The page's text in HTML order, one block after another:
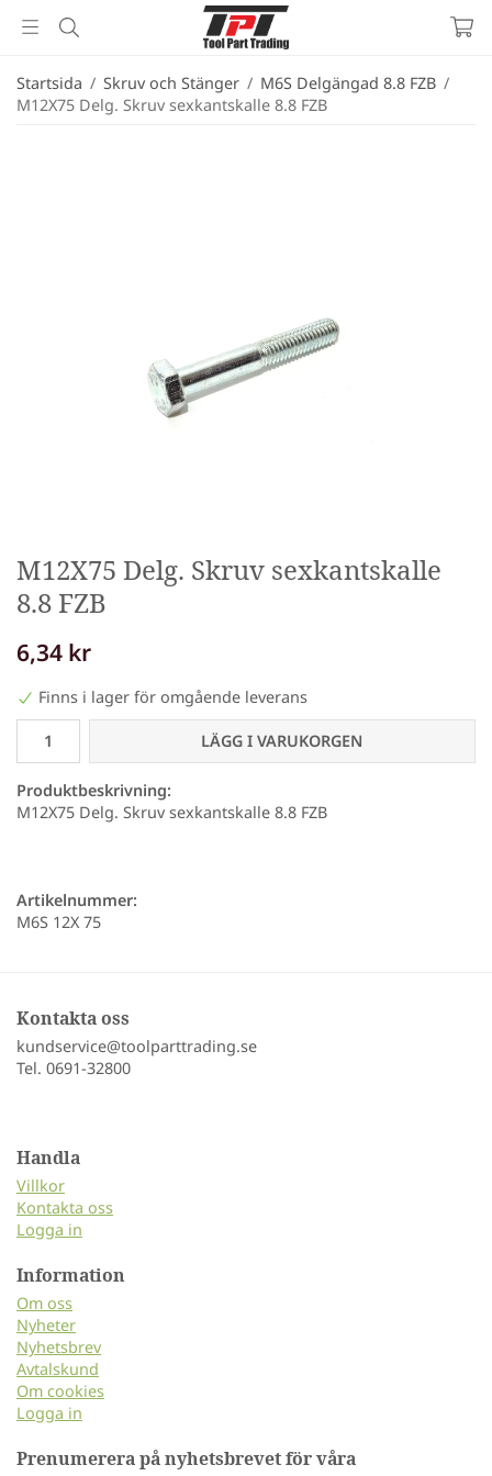
Startsida / Skruv och Stänger / M6S Delgängad 8.8 FZB /
M12X75 Delg. Skruv sexkantskalle 8.8 FZB
M12X75 Delg. Skruv sexkantskalle
8.8 FZB
6,34 kr
Finns i lager för omgående leverans
LÄGG I VARUKORGEN
Produktbeskrivning:
M12X75 Delg. Skruv sexkantskalle 8.8 FZB
Artikelnummer:
M6S 12X 75
Kontakta oss
kundservice@toolparttrading.se
Tel. 0691-32800
Handla
Villkor
Kontakta oss
Logga in
Information
Om oss
Nyheter
Nyhetsbrev
Avtalskund
Om cookies
Logga in
Prenumerera på nyhetsbrevet för våra